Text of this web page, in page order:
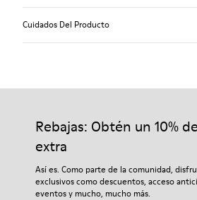
Cuidados Del Producto
Nuestros zapatos se han fabricado con
garantizará que duren más tiempo.
Si deseas obtener información
tu par, visita nuestraGuía para el
Rebajas: Obtén un 10%
extra
Así es. Como parte de la comunidad,
exclusivos como descuentos, acceso
eventos y mucho, mucho más.